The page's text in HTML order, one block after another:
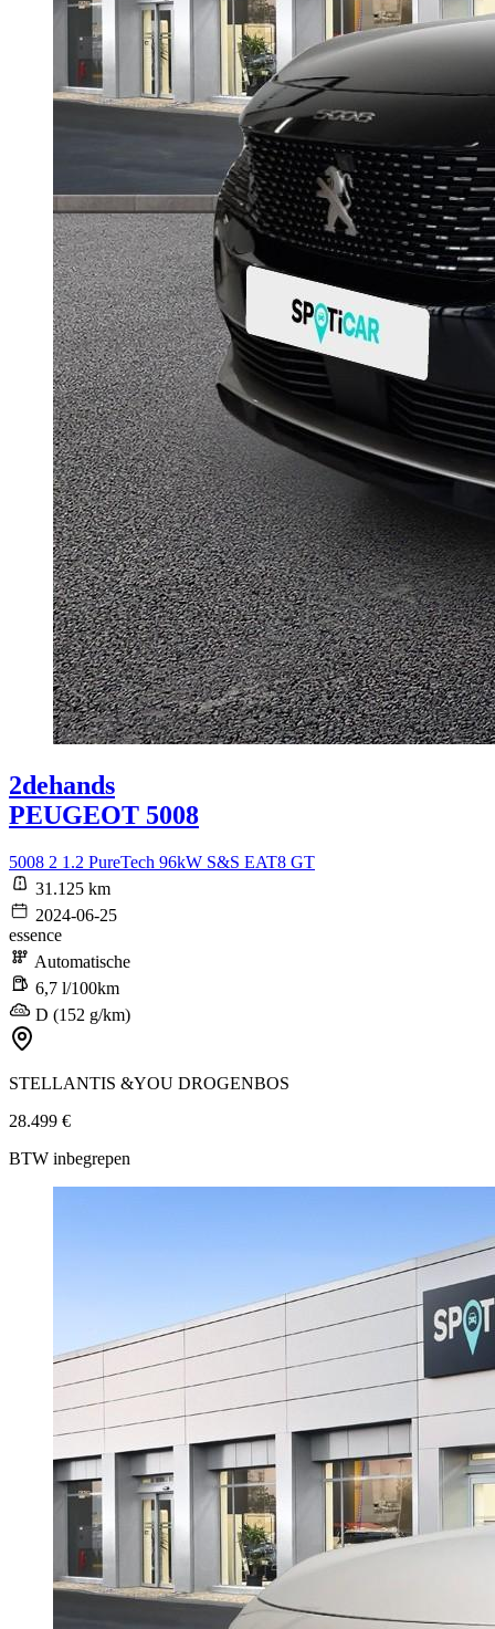
2dehands
PEUGEOT 5008
5008 2 1.2 PureTech 96kW S&S EAT8 GT
31.125 km
2024-06-25
essence
Automatische
6,7 l/100km
D (152 g/km)
STELLANTIS &YOU DROGENBOS
28.499 €
BTW inbegrepen